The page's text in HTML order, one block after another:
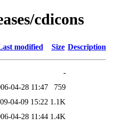
cdicons
modified Size Description
-
04-28 11:47
759
04-09 15:22 1.1K
04-28 11:44 1.4K